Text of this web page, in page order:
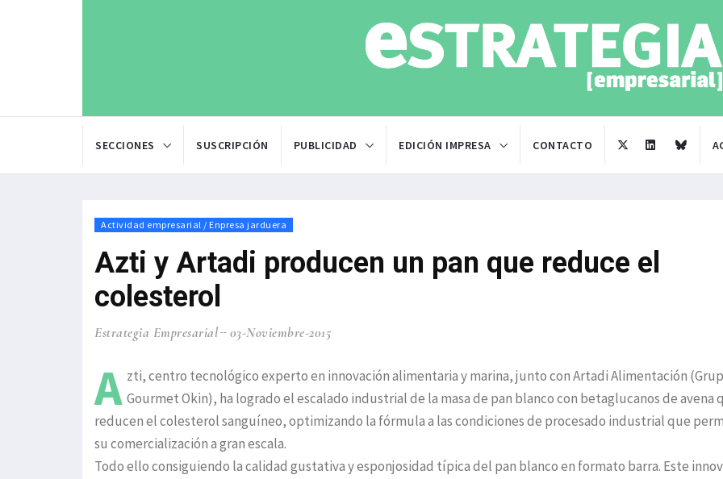
SECCIONES SUSCRIPCIÓN PUBLICIDAD EDICIÓN IMPRESA CONTACTO
Actividad empresarial / Enpresa jarduera
Azti y Artadi producen un pan que reduce el
colesterol
Estrategia Empresarial 03-Noviembre-2015
A zti, centro tecnológico experto en innovación alimentaria y marina, junto con Artadi Alimentación
Gourmet Okin), ha logrado el escalado industrial de la masa de pan blanco con betaglucanos de avena
reducen el colesterol sanguíneo, optimizando la fórmula a las condiciones de procesado industrial que
su comercialización a gran escala.
Todo ello consiguiendo la calidad gustativa y esponjosidad típica del pan blanco en formato barra. Este